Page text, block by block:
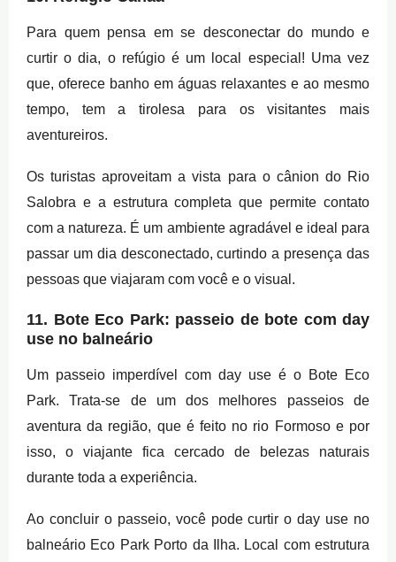
Para quem pensa em se desconectar do mundo e
curtir o dia, o refúgio é um local especial! Uma vez
que, oferece banho em águas relaxantes e ao mesmo
tempo, tem a tirolesa para os visitantes mais
aventureiros.
Os turistas aproveitam a vista para o cânion do Rio
Salobra e a estrutura completa que permite contato
com a natureza. É um ambiente agradável e ideal para
passar um dia desconectado, curtindo a presença das
pessoas que viajaram com você e o visual.
11. Bote Eco Park: passeio de bote com day
use no balneário
Um passeio imperdível com day use é o Bote Eco
Park. Trata-se de um dos melhores passeios de
aventura da região, que é feito no rio Formoso e por
isso, o viajante fica cercado de belezas naturais
durante toda a experiência.
Ao concluir o passeio, você pode curtir o day use no
balneário Eco Park Porto da Ilha. Local com estrutura